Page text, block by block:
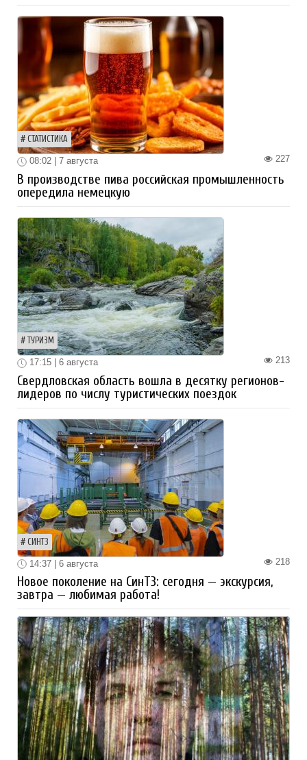
СТАТИСТИКА
227
08:02 | 7 августа
В производстве пива российская промышленность
опередила немецкую
ТУРИЗМ
213
17:15 | 6 августа
Свердловская область вошла в десятку регионов-
лидеров по числу туристических поездок
СИНТЗ
218
14:37 | 6 августа
Новое поколение на СинТЗ: сегодня — экскурсия,
завтра — любимая работа!